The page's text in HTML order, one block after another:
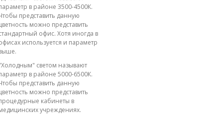
в районе 3500-4500К.
представить данную
можно представить
офис. Хотя иногда в
используется и параметр
светом называют
в районе 5000-6500К.
представить данную
можно представить
кабинеты в
учреждениях.